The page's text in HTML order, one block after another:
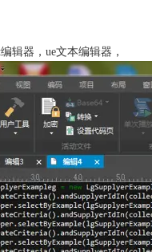
辑器 ， ue文本编辑器 ，